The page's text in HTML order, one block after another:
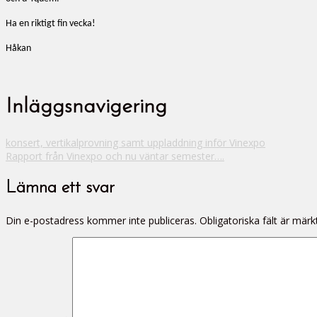
Ha en riktigt fin vecka!
Håkan
Inläggsnavigering
konsert, vertikalprovning samt uppladdning inför Vinexpo
Rapport från Vinexpo och nu väntar semester….
Lämna ett svar
Din e-postadress kommer inte publiceras. Obligatoriska fält är